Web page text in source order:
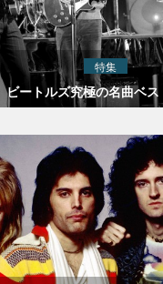
特集
ビートルズ究極の名曲ベ